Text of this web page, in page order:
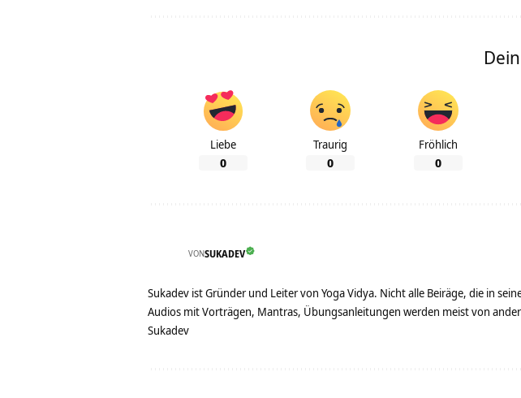
Liebe
0
Traurig
0
Fröhlich
0
VONSUKADEV
Sukadev ist Gründer und Leiter von Yoga Vidya. Nicht alle Beiräge, die in
Audios mit Vorträgen, Mantras, Übungsanleitungen werden meist von
Sukadev